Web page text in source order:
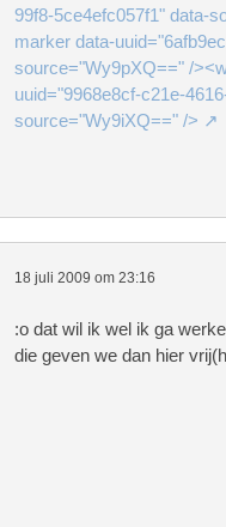
99f8-5ce4efc057f1" data-
marker data-
source="Wy9pXQ==" /
uuid="9968e8cf-c21e-
source="Wy9iXQ==" />
18 juli 2009 om 23:16
:o dat wil ik wel ik ga
die geven we dan hier